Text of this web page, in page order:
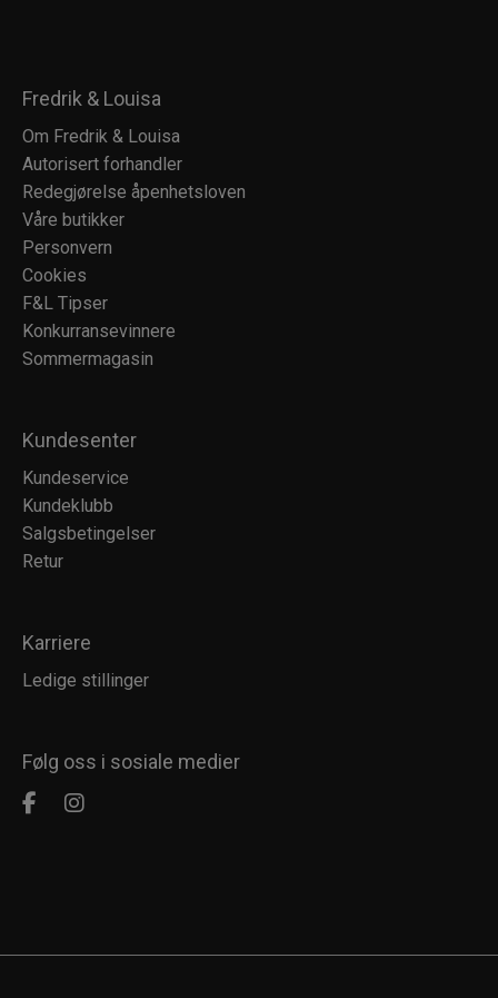
Fredrik & Louisa
Om Fredrik & Louisa
Autorisert forhandler
Redegjørelse åpenhetsloven
Våre butikker
Personvern
Cookies
F&L Tipser
Konkurransevinnere
Sommermagasin
Kundesenter
Kundeservice
Kundeklubb
Salgsbetingelser
Retur
Karriere
Ledige stillinger
Følg oss i sosiale medier